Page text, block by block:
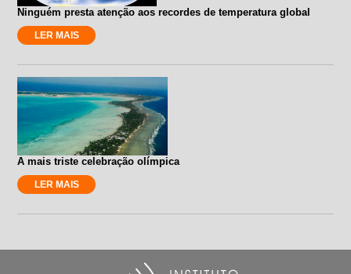
Ninguém presta atenção aos recordes de temperatura global
LER MAIS
A mais triste celebração olímpica
LER MAIS